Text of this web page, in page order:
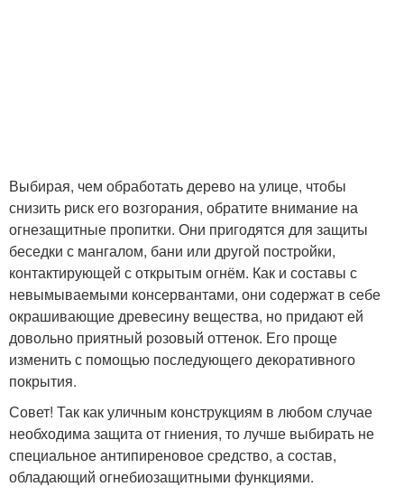
Выбирая, чем обработать дерево на улице, чтобы
снизить риск его возгорания, обратите внимание на
огнезащитные пропитки. Они пригодятся для защиты
беседки с мангалом, бани или другой постройки,
контактирующей с открытым огнём. Как и составы с
невымываемыми консервантами, они содержат в себе
окрашивающие древесину вещества, но придают ей
довольно приятный розовый оттенок. Его проще
изменить с помощью последующего декоративного
покрытия.
Совет! Так как уличным конструкциям в любом случае
необходима защита от гниения, то лучше выбирать не
специальное антипиреновое средство, а состав,
обладающий огнебиозащитными функциями.